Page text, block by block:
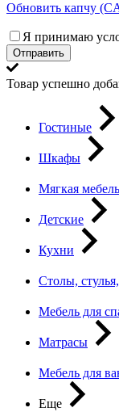
Обновить капчу
Я принимаю
Отправить
Товар успешно
Гостиные
Шкафы
Мягкая мебель
Детские
Кухни
Столы,
Мебель для
Матрасы
Мебель для
Еще